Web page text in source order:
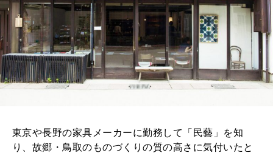
2026年6月号「大銀座 トレンドが生まれる 新しい一流店へ。」
2026年5月号「“大好き”に出会いに。韓国」
2026年4月号「未来をつくる、学びの教科書。」
2026年2月号「良運を掴む 新・開運術。」
FOLLOW US!
東京や長野の家具メーカーに勤務して「民藝」を知
り、故郷・鳥取のものづくりの質の高さに気付いたと